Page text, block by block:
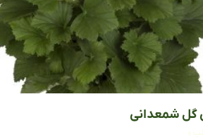
گل شمعدانی
»